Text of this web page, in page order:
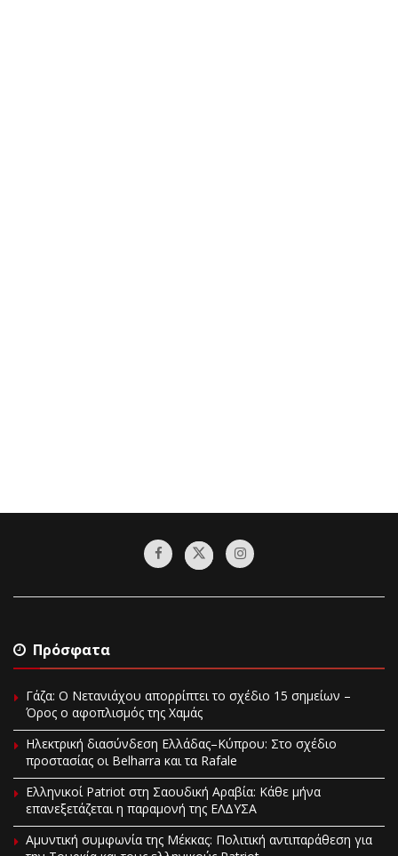
Πρόσφατα
Γάζα: Ο Νετανιάχου απορρίπτει το σχέδιο 15 σημείων –
Όρος ο αφοπλισμός της Χαμάς
Ηλεκτρική διασύνδεση Ελλάδας–Κύπρου: Στο σχέδιο
προστασίας οι Belharra και τα Rafale
Ελληνικοί Patriot στη Σαουδική Αραβία: Κάθε μήνα
επανεξετάζεται η παραμονή της ΕΛΔΥΣΑ
Αμυντική συμφωνία της Μέκκας: Πολιτική αντιπαράθεση για